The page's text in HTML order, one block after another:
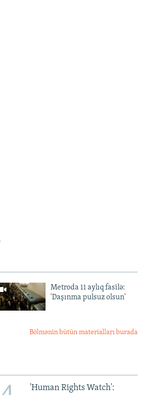
Metroda 11 aylıq fasilə:
'Daşınma pulsuz olsun'
Bölmənin bütün materialları burada
'Human Rights Watch':